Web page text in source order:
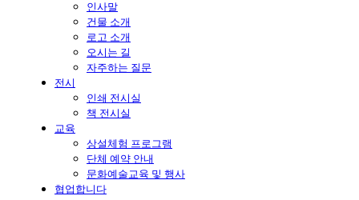
인사말
건물 소개
로고 소개
오시는 길
자주하는 질문
전시
인쇄 전시실
책 전시실
교육
상설체험 프로그램
단체 예약 안내
문화예술교육 및 행사
협업합니다